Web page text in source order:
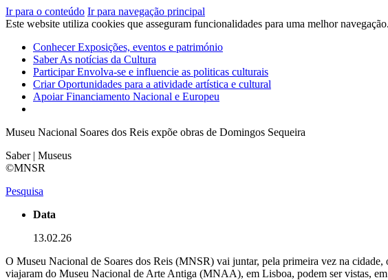
Ir para o conteúdo Ir para navegação principal
Este website utiliza cookies que asseguram funcionalidades para uma melhor
ConhecerExposições, eventos e património
SaberAs notícias da Cultura
ParticiparEnvolva-se e influencie as politicas culturais
CriarOportunidades para a atividade artística e cultural
ApoiarFinanciamento Nacional e Europeu
Museu Nacional Soares dos Reis expõe obras de Domingos Sequeira
Saber | Museus
©MNSR
Pesquisa
Data
13.02.26
O Museu Nacional de Soares dos Reis (MNSR) vai juntar, pela primeira vez na
viajaram do Museu Nacional de Arte Antiga (MNAA), em Lisboa, podem ser vistas,